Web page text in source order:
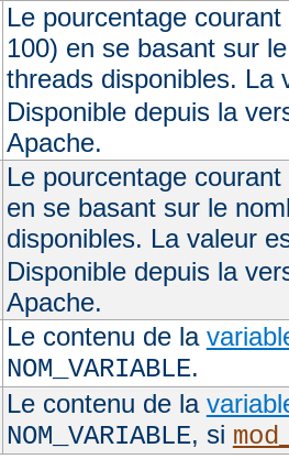
Le pourcentage
100) en se basant sur
threads disponibles.
Disponible depuis la
Apache.
Le pourcentage
en se basant sur le
disponibles. La valeur
Disponible depuis la
Apache.
Le contenu de la
NOM_VARIABLE.
Le contenu de la
NOM_VARIABLE, si